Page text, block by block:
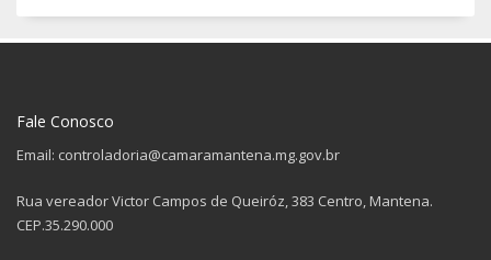
Fale Conosco
Email: controladoria@camaramantena.mg.gov.br
Rua vereador Victor Campos de Queiróz, 383 Centro, Mantena.
CEP.35.290.000